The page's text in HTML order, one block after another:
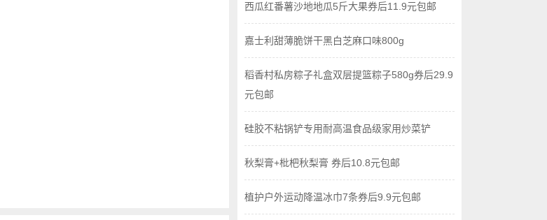
西瓜红番薯沙地地瓜5斤大果券后11.9元包邮
嘉士利甜薄脆饼干黑白芝麻口味800g
稻香村私房粽子礼盒双层提篮粽子580g券后29.9
元包邮
硅胶不粘锅铲专用耐高温食品级家用炒菜铲
秋梨膏+枇杷秋梨膏 券后10.8元包邮
植护户外运动降温冰巾7条券后9.9元包邮